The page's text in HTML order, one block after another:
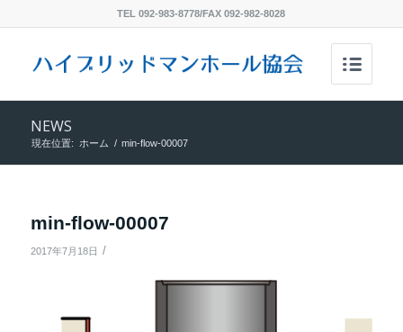
TEL 092-983-8778/FAX 092-982-8028
NEWS
現在位置: ホーム / min-flow-00007
min-flow-00007
2017年7月18日 /